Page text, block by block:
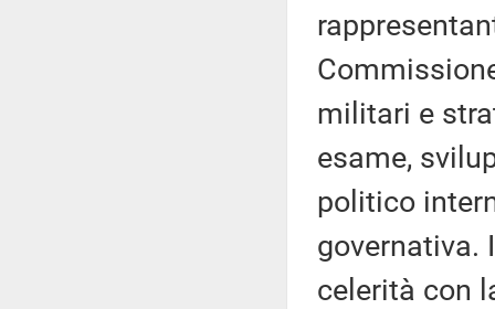
militari e
esame,
politico
governativa.
celerità con